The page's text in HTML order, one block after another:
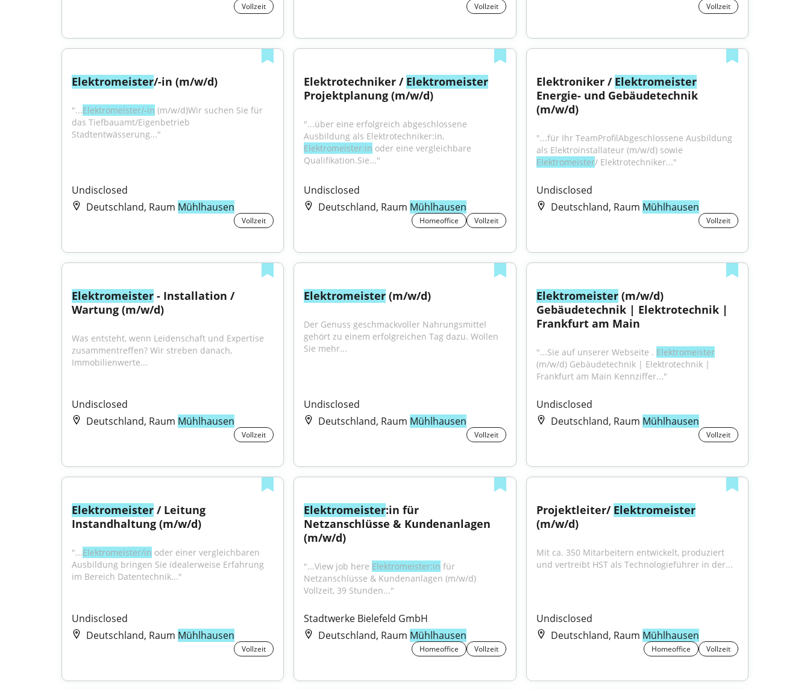
Vollzeit Vollzeit Vollzeit
Elektromeister/-in (m/w/d)
"...Elektromeister/-in (m/w/d)Wir suchen Sie für
das Tiefbauamt/Eigenbetrieb
Stadtentwässerung..."
Undisclosed
Deutschland, Raum Mühlhausen
Vollzeit
Elektrotechniker / Elektromeister
Projektplanung (m/w/d)
"...über eine erfolgreich abgeschlossene
Elektromeister:in oder eine vergleichbare
Qualifikation.Sie..."
Undisclosed
Deutschland, Raum Mühlhausen
Homeoffice Vollzeit
Elektroniker / Elektromeister
Energie- und Gebäudetechnik
(m/w/d)
"...für Ihr TeamProfilAbgeschlossene Ausbildung
Elektromeister/ Elektrotechniker..."
Undisclosed
Deutschland, Raum Mühlhausen
Vollzeit
Elektromeister - Installation /
Wartung (m/w/d)
Was entsteht, wenn Leidenschaft und Expertise
zusammentreffen? Wir streben danach,
Immobilienwerte...
Undisclosed
Deutschland, Raum Mühlhausen
Vollzeit
Elektromeister (m/w/d)
Der Genuss geschmackvoller Nahrungsmittel
gehört zu einem erfolgreichen Tag dazu. Wollen
Sie mehr...
Undisclosed
Deutschland, Raum Mühlhausen
Vollzeit
Elektromeister (m/w/d)
Gebäudetechnik | Elektrotechnik |
Frankfurt am Main
"...Sie auf unserer Webseite . Elektromeister
(m/w/d) Gebäudetechnik | Elektrotechnik |
Frankfurt am Main Kennziffer..."
Undisclosed
Deutschland, Raum Mühlhausen
Vollzeit
Elektromeister / Leitung
Instandhaltung (m/w/d)
"...Elektromeister/in oder einer vergleichbaren
Ausbildung bringen Sie idealerweise Erfahrung
im Bereich Datentechnik..."
Undisclosed
Deutschland, Raum Mühlhausen
Vollzeit
Elektromeister:in für
Netzanschlüsse & Kundenanlagen
(m/w/d)
"...View job here Elektromeister:in für
Netzanschlüsse & Kundenanlagen (m/w/d)
Vollzeit, 39 Stunden..."
Stadtwerke Bielefeld GmbH
Deutschland, Raum Mühlhausen
Homeoffice Vollzeit
Projektleiter/ Elektromeister
(m/w/d)
Mit ca. 350 Mitarbeitern entwickelt, produziert
und vertreibt HST als Technologieführer in der...
Undisclosed
Deutschland, Raum Mühlhausen
Homeoffice Vollzeit